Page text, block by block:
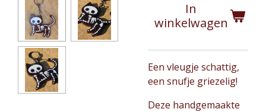
In
winkelwagen
Een vleugje schattig,
een snufje griezelig!
Deze handgemaakte